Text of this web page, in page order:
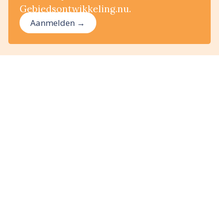
Gebiedsontwikkeling.nu.
Aanmelden →